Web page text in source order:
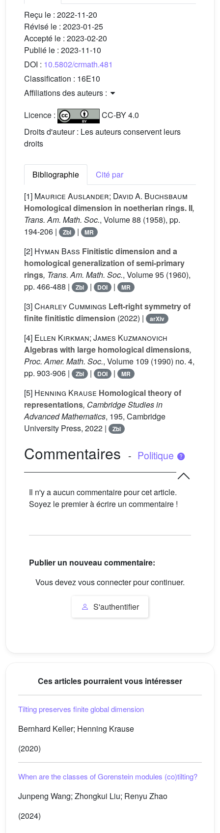
Reçu le : 2022-11-20
Révisé le : 2023-01-25
Accepté le : 2023-02-20
Publié le : 2023-11-10
DOI : 10.5802/crmath.481
Classification : 16E10
Affiliations des auteurs :
Licence :
CC-BY 4.0
Droits d'auteur : Les auteurs conservent leurs
droits
Bibliographie
Cité par
[1] Maurice Auslander; David A. Buchsbaum
Homological dimension in noetherian rings. II,
Trans. Am. Math. Soc., Volume 88 (1958), pp.
194-206 |
Zbl | MR
[2] Hyman Bass Finitistic dimension and a
homological generalization of semi-primary
rings, Trans. Am. Math. Soc., Volume 95 (1960),
pp. 466-488 |
Zbl | DOI | MR
[3]Charley Cummings Left-right symmetry of
finite finitistic dimension (2022) | arXiv
[4] Ellen Kirkman; James Kuzmanovich
Algebras with large homological dimensions,
Proc. Amer. Math. Soc., Volume 109 (1990) no. 4,
pp. 903-906 |
Zbl | DOI | MR
[5] Henning Krause Homological theory of
representations, Cambridge Studies in
Advanced Mathematics, 195, Cambridge
University Press, 2022 |
Zbl
Commentaires - Politique
Il n'y a aucun commentaire pour cet article.
Soyez le premier à écrire un commentaire !
Publier un nouveau commentaire:
Vous devez vous connecter pour continuer.
S'authentifier
Ces articles pourraient vous intéresser
Tilting preserves finite global dimension
Bernhard Keller; Henning Krause
(2020)
When are the classes of Gorenstein modules (co)tilting?
Junpeng Wang; Zhongkui Liu; Renyu Zhao
(2024)